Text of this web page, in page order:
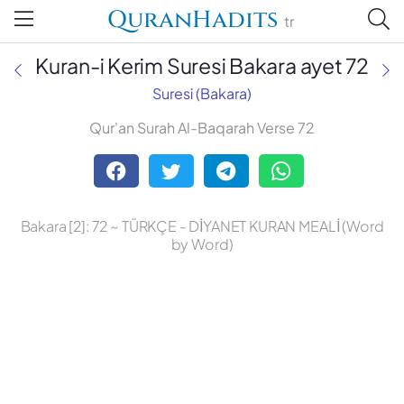
QuranHadits tr
Abdulbaki Gölpınarlı
Adem Uğur
Ali Bulaç
Kuran-i Kerim Suresi Bakara ayet 72
Suresi (Bakara)
Qur'an Surah Al-Baqarah Verse 72
Bakara [2]: 72 ~ TÜRKÇE - DİYANET KURAN MEALİ (Word
by Word)